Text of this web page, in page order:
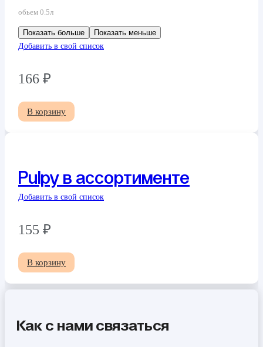
обьем 0.5л
Показать больше
Показать меньше
Добавить в свой список
166 ₽
В корзину
Pulpy в ассортименте
Добавить в свой список
155 ₽
В корзину
Как с нами связаться